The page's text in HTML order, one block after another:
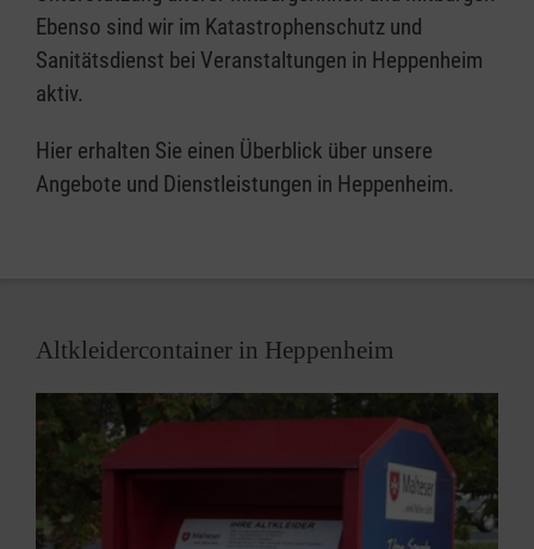
Ebenso sind wir im Katastrophenschutz und
Sanitätsdienst bei Veranstaltungen in Heppenheim
aktiv.
Hier erhalten Sie einen Überblick über unsere
Angebote und Dienstleistungen in Heppenheim.
Altkleidercontainer in Heppenheim